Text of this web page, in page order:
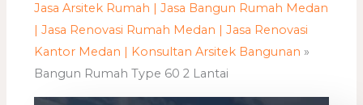
Jasa Arsitek Rumah | Jasa Bangun Rumah Medan
| Jasa Renovasi Rumah Medan | Jasa Renovasi
Kantor Medan | Konsultan Arsitek Bangunan »
Bangun Rumah Type 60 2 Lantai